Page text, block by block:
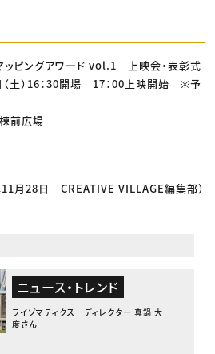
ッピングアワード vol.1 上映会・表彰式
（土）16：30開場 17：00上映開始 ※予
前広場
11月28日 CREATIVE VILLAGE編集部）
ニュース・トレンド
ライゾマティクス ディレクター 真鍋 大
度さん